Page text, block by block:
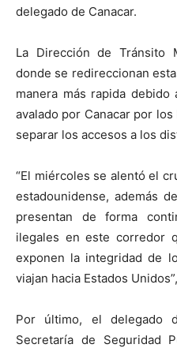
delegado de Canacar.
La Dirección de Tránsito
donde se redireccionan
manera más rapida
avalado por Canacar por
separar los accesos a los
“El miércoles se alentó el
estadounidense, además
presentan de forma
ilegales en este corredor
exponen la integridad de
viajan hacia Estados
Por último, el delegado
Secretaría de Seguridad